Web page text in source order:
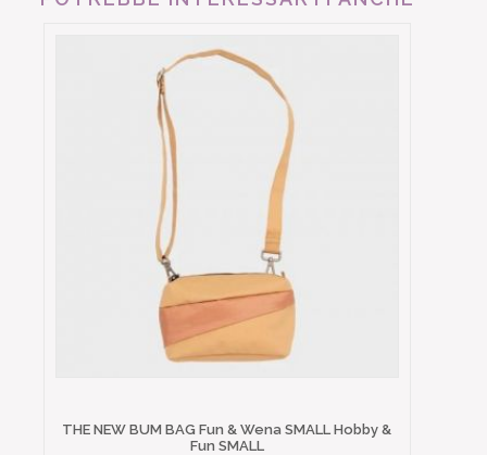
THE NEW BUM BAG Fun & Wena SMALL Hobby &
Fun SMALL